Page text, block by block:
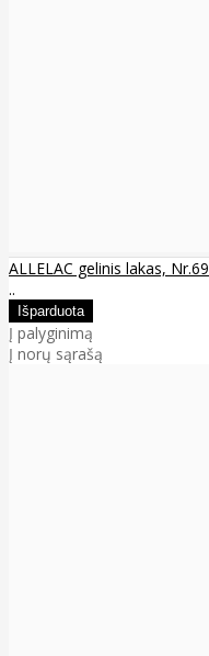
ALLELAC gelinis lakas, Nr.69
..
Į palyginimą
Į norų sąrašą